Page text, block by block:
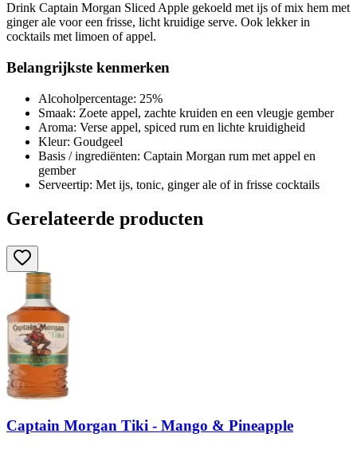
Drink Captain Morgan Sliced Apple gekoeld met ijs of mix hem met
ginger ale voor een frisse, licht kruidige serve. Ook lekker in
cocktails met limoen of appel.
Belangrijkste kenmerken
Alcoholpercentage: 25%
Smaak: Zoete appel, zachte kruiden en een vleugje gember
Aroma: Verse appel, spiced rum en lichte kruidigheid
Kleur: Goudgeel
Basis / ingrediënten: Captain Morgan rum met appel en
gember
Serveertip: Met ijs, tonic, ginger ale of in frisse cocktails
Gerelateerde producten
Captain Morgan Tiki - Mango & Pineapple